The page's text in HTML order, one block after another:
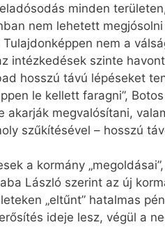
minden
nem lehetett
nem a
intézkedések szinte
hosszú távú lépéseket
le kellett faragni”,
akarják megvalósítani,
szűkítésével – hosszú
a kormány
László szerint az új
„eltűnt” hatalmas
ideje lesz, végül a